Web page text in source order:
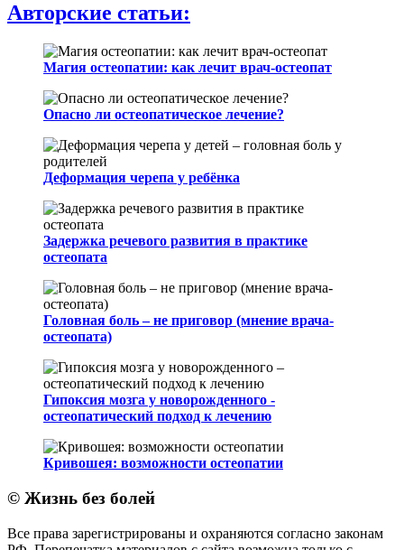
Авторские статьи:
Магия остеопатии: как лечит врач-остеопат
Опасно ли остеопатическое лечение?
Деформация черепа у ребёнка
Задержка речевого развития в практике
остеопата
Головная боль – не приговор (мнение врача-
остеопата)
Гипоксия мозга у новорожденного -
остеопатический подход к лечению
Кривошея: возможности остеопатии
© Жизнь без болей
Все права зарегистрированы и охраняются согласно законам